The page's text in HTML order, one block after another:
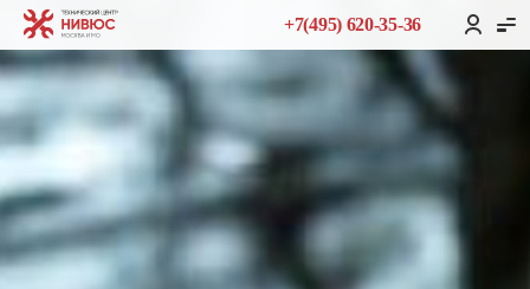
+7(495) 620-35-36